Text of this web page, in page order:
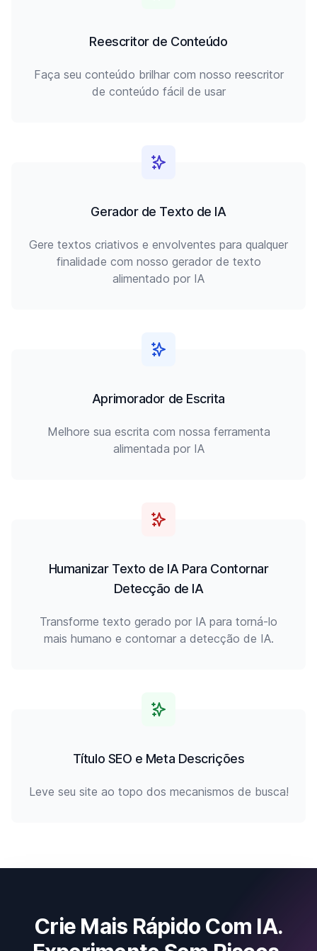
Reescritor de Conteúdo
Faça seu conteúdo brilhar com nosso reescritor
de conteúdo fácil de usar
Gerador de Texto de IA
Gere textos criativos e envolventes para qualquer
finalidade com nosso gerador de texto
alimentado por IA
Aprimorador de Escrita
Melhore sua escrita com nossa ferramenta
alimentada por IA
Humanizar Texto de IA Para Contornar
Detecção de IA
Transforme texto gerado por IA para torná-lo
mais humano e contornar a detecção de IA.
Título SEO e Meta Descrições
Leve seu site ao topo dos mecanismos de busca!
Crie Mais Rápido Com IA.